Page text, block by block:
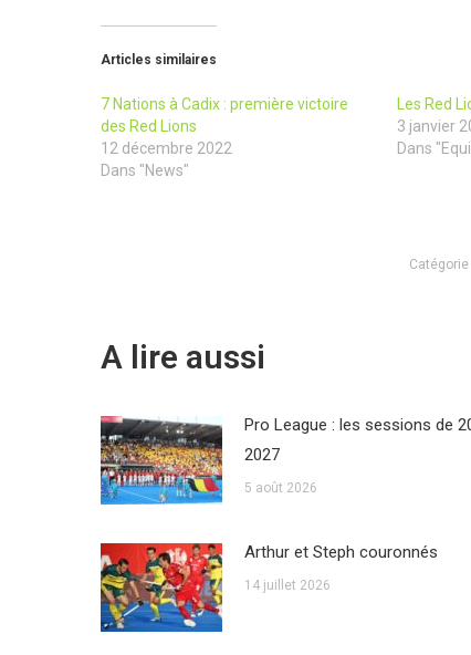
Articles similaires
7 Nations à Cadix : première victoire
des Red Lions
12 décembre 2022
Dans "News"
Les Red
3 janvier
Dans
Catégorie
A lire aussi
Pro League : les sessions de
2027
5 août 2026
Arthur et Steph couronnés
14 juillet 2026